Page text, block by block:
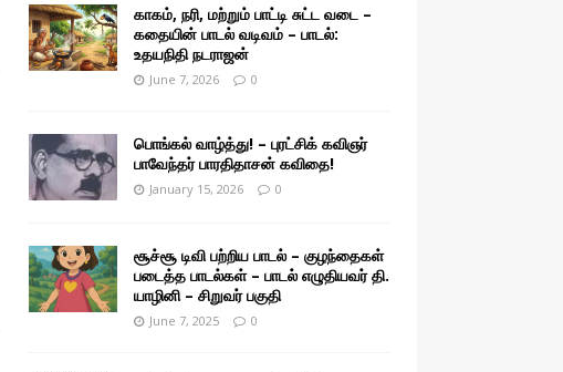
காகம், நரி, மற்றும் பாட்டி சுட்ட வடை –
கதையின் பாடல் வடிவம் – பாடல்:
உதயநிதி நடராஜன்
June 7, 2026 0
பொங்கல் வாழ்த்து! – புரட்சிக் கவிஞர்
பாவேந்தர் பாரதிதாசன் கவிதை!
January 15, 2026 0
சூச்சூ டிவி பற்றிய பாடல் – குழந்தைகள்
படைத்த பாடல்கள் – பாடல் எழுதியவர் தி.
யாழினி – சிறுவர் பகுதி
June 7, 2025 0